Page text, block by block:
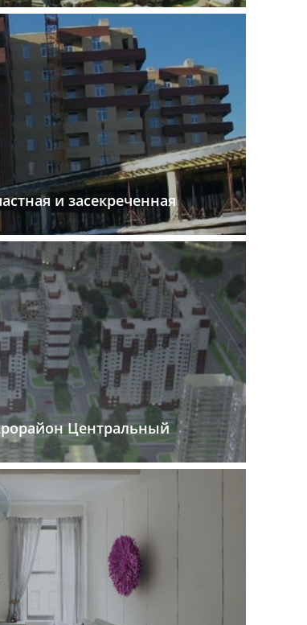
и засекреченная
Центральный